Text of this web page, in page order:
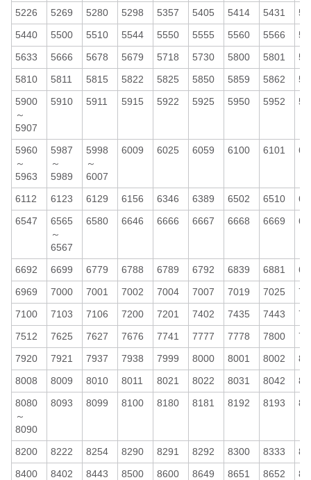
5226
5269 5280 5298 5357 5405 5414 5431
5440
5500 5510 5544 5550 5555 5560 5566
5633
5666 5678 5679 5718 5730 5800 5801
5810
5811 5815 5822 5825 5850 5859 5862
5900
～
5907
5910 5911 5915 5922 5925 5950 5952
5960
～
5963
5987
～
5989
5998
～
6007
6009 6025 6059 6100 6101
6112 6123 6129 6156 6346 6389 6502 6510
6547
6565
～
6567
6580 6646 6666 6667 6668 6669
6692 6699 6779 6788 6789 6792 6839 6881
6969
7000 7001 7002 7004 7007 7019 7025
7100
7103 7106 7200 7201 7402 7435 7443
7512
7625 7627 7676 7741 7777 7778 7800
7920
7921 7937 7938 7999 8000 8001 8002
8008
8009 8010 8011 8021 8022 8031 8042
8080
～
8090
8093 8099 8100 8180 8181 8192 8193
8200 8222 8254 8290 8291 8292 8300 8333
8400
8402 8443 8500 8600 8649 8651 8652